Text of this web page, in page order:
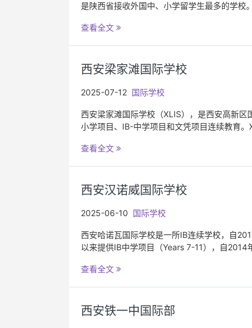
是陕西省接收外国中、小学留学生最多的学校
查看全文
西安梁家滩国际学校
2025-07-12 国际学校
西安梁家滩国际学校（XLIS），是西安高新
小学项目、IB-中学项目和文凭项目连续教育。
查看全文
西安汉诺威国际学校
2025-06-10 国际学校
西安哈诺瓦国际学校是一所IB连续学校，自
以来提供IB中学项目（Years 7-11），自
查看全文
西安铁一中国际部